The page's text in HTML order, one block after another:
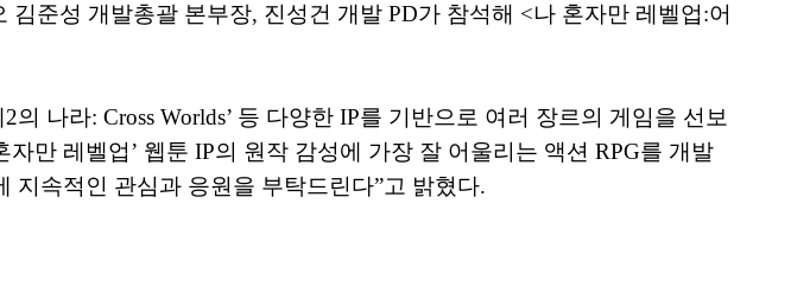
준성 개발총괄 본부장, 진성건 개발 PD가 참석해 <나 혼자만 레벨업:어
나라: Cross Worlds’ 등 다양한 IP를 기반으로 여러 장르의 게임을 선보
만 레벨업’ 웹툰 IP의 원작 감성에 가장 잘 어울리는 액션 RPG를 개발
지속적인 관심과 응원을 부탁드린다”고 밝혔다.